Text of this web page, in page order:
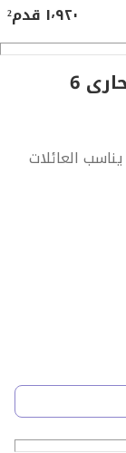
ه
م
١٬٩٢٠ قدم²
6
العائلات
قريب من